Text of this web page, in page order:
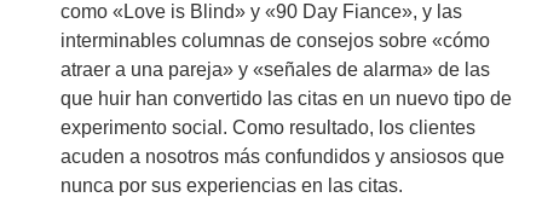
como «Love is Blind» y «90 Day Fiance», y las
interminables columnas de consejos sobre «cómo
atraer a una pareja» y «señales de alarma» de las
que huir han convertido las citas en un nuevo tipo de
experimento social. Como resultado, los clientes
acuden a nosotros más confundidos y ansiosos que
nunca por sus experiencias en las citas.